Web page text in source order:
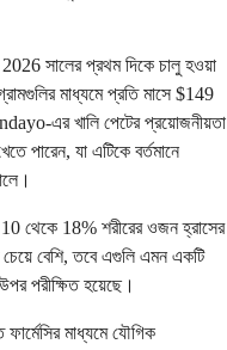
সালের প্রথম দিকে চালু হওয়া
মাধ্যমে প্রতি মাসে $149
এর খালি পেটের প্রয়োজনীয়তা
পারেন, যা এটিকে বর্তমানে
থেকে 18% শরীরের ওজন হ্রাসের
চেয়ে বেশি, তবে এগুলি এমন একটি
পরীক্ষিত হয়েছে।
মাধ্যমে যৌগিক